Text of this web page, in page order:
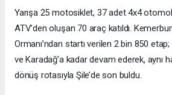
Yarışa 25 motosiklet, 37 adet 4x4
ATV’den oluşan 70 araç katıldı.
Ormanı’ndan startı verilen 2 bin 850
ve Karadağ’a kadar devam ederek, aynı
dönüş rotasıyla Şile’de son buldu.